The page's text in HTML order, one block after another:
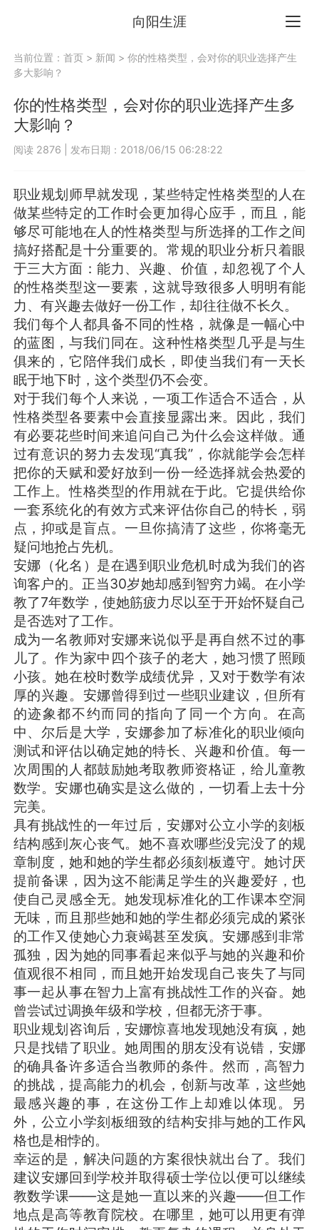
向阳生涯
当前位置：首页 > 新闻 >你的性格类型，会对你的职业选择产生
多大影响？
你的性格类型，会对你的职业选择产生多
大影响？
阅读 2876 发布日期：2018/06/15 06:28:22
职业规划师早就发现，某些特定性格类型的人在
做某些特定的工作时会更加得心应手，而且，能
够尽可能地在人的性格类型与所选择的工作之间
搞好搭配是十分重要的。常规的职业分析只着眼
于三大方面：能力、兴趣、价值，却忽视了个人
的性格类型这一要素，这就导致很多人明明有能
力、有兴趣去做好一份工作，却往往做不长久。
我们每个人都具备不同的性格，就像是一幅心中
的蓝图，与我们同在。这种性格类型几乎是与生
俱来的，它陪伴我们成长，即使当我们有一天长
眠于地下时，这个类型仍不会变。
对于我们每个人来说，一项工作适合不适合，从
性格类型各要素中会直接显露出来。因此，我们
有必要花些时间来追问自己为什么会这样做。通
过有意识的努力去发现“真我”，你就能学会怎样
把你的天赋和爱好放到一份一经选择就会热爱的
工作上。性格类型的作用就在于此。它提供给你
一套系统化的有效方式来评估你自己的特长，弱
点，抑或是盲点。一旦你搞清了这些，你将毫无
疑问地抢占先机。
安娜（化名）是在遇到职业危机时成为我们的咨
询客户的。正当30岁她却感到智穷力竭。在小学
教了7年数学，使她筋疲力尽以至于开始怀疑自己
是否选对了工作。
成为一名教师对安娜来说似乎是再自然不过的事
儿了。作为家中四个孩子的老大，她习惯了照顾
小孩。她在校时数学成绩优异，又对于数学有浓
厚的兴趣。安娜曾得到过一些职业建议，但所有
的迹象都不约而同的指向了同一个方向。在高
中、尔后是大学，安娜参加了标准化的职业倾向
测试和评估以确定她的特长、兴趣和价值。每一
次周围的人都鼓励她考取教师资格证，给儿童教
数学。安娜也确实是这么做的，一切看上去十分
完美。
具有挑战性的一年过后，安娜对公立小学的刻板
结构感到灰心丧气。她不喜欢哪些没完没了的规
章制度，她和她的学生都必须刻板遵守。她讨厌
提前备课，因为这不能满足学生的兴趣爱好，也
使自己灵感全无。她发现标准化的工作课本空洞
无味，而且那些她和她的学生都必须完成的紧张
的工作又使她心力衰竭甚至发疯。安娜感到非常
孤独，因为她的同事看起来似乎与她的兴趣和价
值观很不相同，而且她开始发现自己丧失了与同
事一起从事在智力上富有挑战性工作的兴奋。她
曾尝试过调换年级和学校，但都无济于事。
职业规划咨询后，安娜惊喜地发现她没有疯，她
只是找错了职业。她周围的朋友没有说错，安娜
的确具备许多适合当教师的条件。然而，高智力
的挑战，提高能力的机会，创新与改革，这些她
最感兴趣的事，在这份工作上却难以体现。另
外，公立小学刻板细致的结构安排与她的工作风
格也是相悖的。
幸运的是，解决问题的方案很快就出台了。我们
建议安娜回到学校并取得硕士学位以便可以继续
教数学课——这是她一直以来的兴趣——但工作
地点是高等教育院校。在哪里，她可以用更有弹